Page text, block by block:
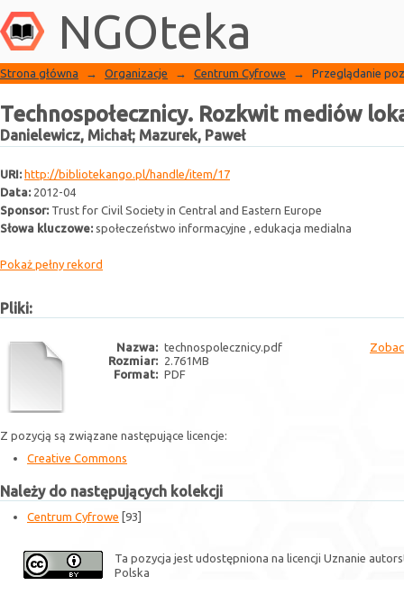
NGOteka
Technospołecznicy. Rozkwit mediów
Biblioteka NGO
Strona główna → Organizacje → Centrum Cyfrowe → Przeglądanie
Technospołecznicy. Rozkwit mediów
Danielewicz, Michał; Mazurek, Paweł
URI: http://bibliotekango.pl/handle/item/17
Data: 2012-04
Sponsor: Trust for Civil Society in Central and Eastern Europe
Słowa kluczowe: społeczeństwo informacyjne , edukacja medialna
Pokaż pełny rekord
Pliki:
Nazwa: technospolecznicy.pdf
Rozmiar: 2.761MB
Format: PDF
Z pozycją są związane następujące licencje:
Creative Commons
Należy do następujących kolekcji
Centrum Cyfrowe [93]
Ta pozycja jest udostępniona na licencji Uznanie
Polska